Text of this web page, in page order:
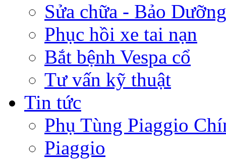
Sửa chữa - Bảo
Phục hồi xe tai nạn
Bắt bệnh Vespa cổ
Tư vấn kỹ thuật
Tin tức
Phụ Tùng Piaggio
Piaggio